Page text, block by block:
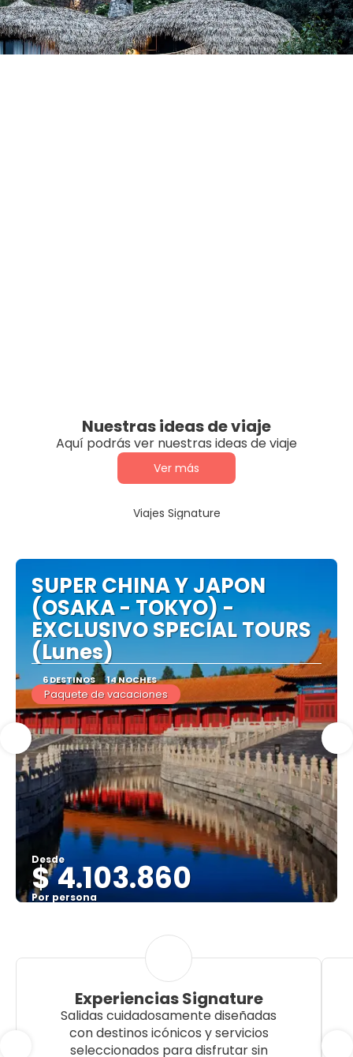
Nuestras ideas de viaje
Aquí podrás ver nuestras ideas de viaje
Ver más
Viajes Signature
SUPER CHINA Y JAPON
(OSAKA - TOKYO) -
EXCLUSIVO SPECIAL TOURS
(Lunes)
6 DESTINOS 14 NOCHES
Paquete de vacaciones
Desde
$ 4.103.860
Por persona
Experiencias Signature
Salidas cuidadosamente diseñadas
con destinos icónicos y servicios
seleccionados para disfrutar sin